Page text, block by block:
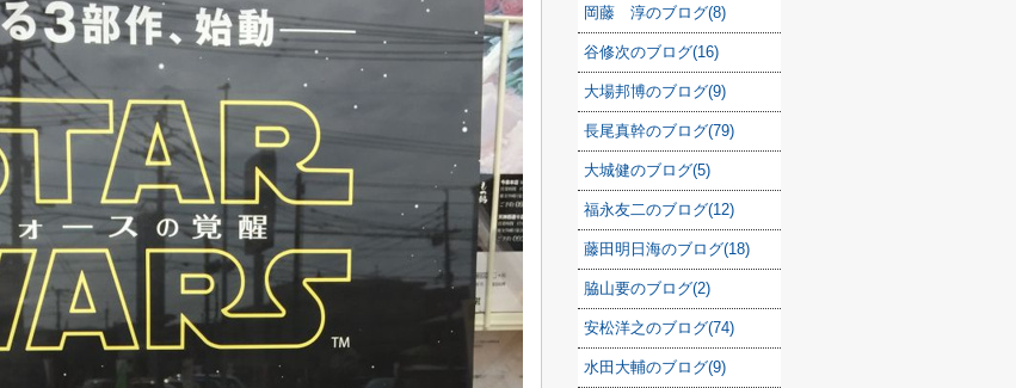
岡藤 淳のブログ(8)
谷修次のブログ(16)
大場邦博のブログ(9)
長尾真幹のブログ(79)
大城健のブログ(5)
福永友二のブログ(12)
藤田明日海のブログ(18)
脇山要のブログ(2)
安松洋之のブログ(74)
水田大輔のブログ(9)